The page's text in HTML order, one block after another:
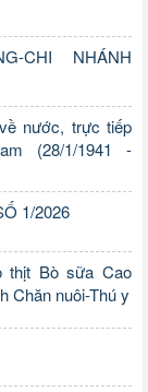
CHI NHÁNH
nước, trực tiếp
(28/1/1941 -
1/2026
thịt Bò sữa Cao
Chăn nuôi-Thú y